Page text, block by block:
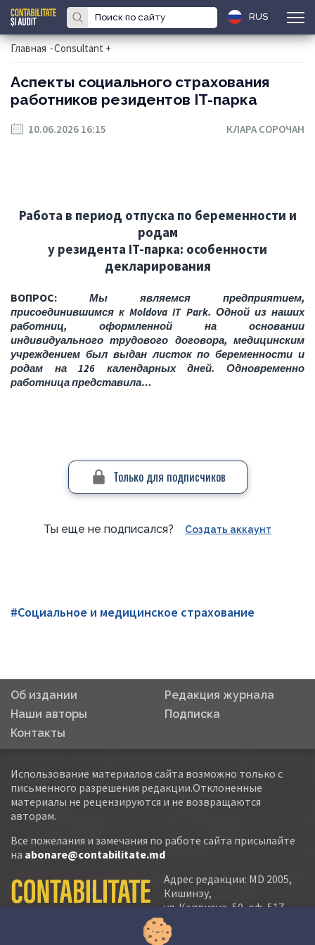
RUS
Главная -Consultant +
Аспекты социального страхования
работников резидентов IT-парка
10.06.2026 16:15 КЛАРА СОРОЧАН
Работа в период отпуска по беременности и
родам
у резидента IT-парка: особенности
декларирования
ВОПРОС: Мы являемся предприятием,
присоединившимся к Moldova IT Park. Одной из наших
работниц, оформленной на основании
индивидуального трудового договора, медицинским
учреждением был выдан листок по беременности и
родам на 126 календарных дней. Одновременно
работница представила…
Только для подписчиков
Ты еще не подписался? Создать аккаунт
#Социальное и медицинское страхование
Об издании
Редакция журнала
Наши авторы
Подписка
Контакты
Использование материалов сайта возможно только с
письменного разрешения редакции.Отклоненные
материалы не рецензируются и не возвращаются
авторам.
Все пожелания и замечания по работе сайта присылайте
на abonare@contabilitate.md
Адрес редакции: MD 2005,
Кишинэу,
ул. Кэприяна, 50, оф. 517-
518